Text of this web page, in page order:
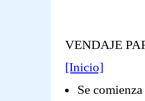
VENDAJE
[Inicio]
Se